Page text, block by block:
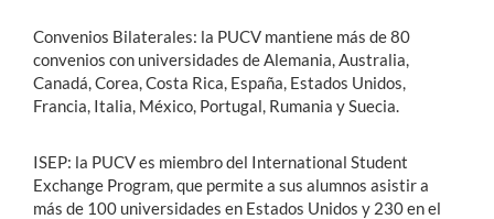
Convenios Bilaterales: la PUCV mantiene más de 80
convenios con universidades de Alemania, Australia,
Canadá, Corea, Costa Rica, España, Estados Unidos,
Francia, Italia, México, Portugal, Rumania y Suecia.
ISEP: la PUCV es miembro del International Student
Exchange Program, que permite a sus alumnos asistir a
más de 100 universidades en Estados Unidos y 230 en el